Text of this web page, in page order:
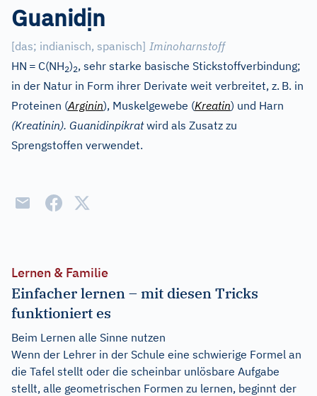
Guanidịn
[das; indianisch, spanisch] Iminoharnstoff
HN = C(NH2)2, sehr starke basische Stickstoffverbindung;
in der Natur in Form ihrer Derivate weit verbreitet, z. B. in
Proteinen (Arginin), Muskelgewebe (Kreatin) und Harn
(Kreatinin). Guanidinpikratwird als Zusatz zu
Sprengstoffen verwendet.
Lernen & Familie
Einfacher lernen – mit diesen Tricks
funktioniert es
Beim Lernen alle Sinne nutzen
Wenn der Lehrer in der Schule eine schwierige Formel an
die Tafel stellt oder die scheinbar unlösbare Aufgabe
stellt, alle geometrischen Formen zu lernen, beginnt der